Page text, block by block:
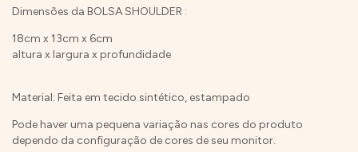
Dimensões da BOLSA SHOULDER :
18cm x 13cm x 6cm
altura x largura x profundidade
Material: Feita em tecido sintético, estampado
Pode haver uma pequena variação nas cores do produto
dependo da configuração de cores de seu monitor.